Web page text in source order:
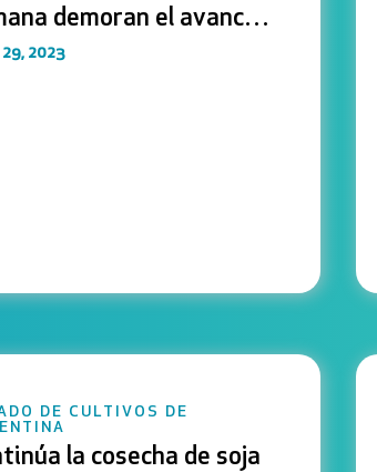
demoran el avance
de soja y maíz
29, 2023
DE CULTIVOS DE
la cosecha de soja